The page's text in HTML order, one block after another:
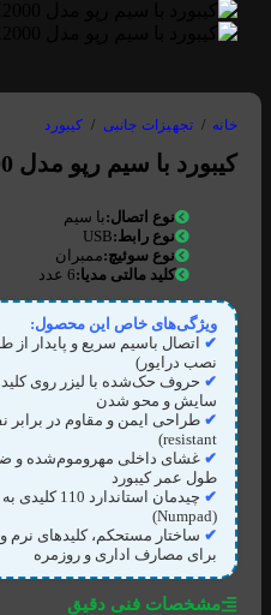
خانه / تجهیزات جانبی / کیبورد
کیبورد با سیم رپو مدل RAPOO NK2000
نوع اتصال:با سیم
نوع رابط:USB
نوع سوئیچ:ممبران
کلید مالتی مدیا:6 عدد
ویژگی‌های خاص این محصول:
✔
نصب درایور)
✔ حروف حک‌شده با لیزر روی
سایش و محو شدن
✔
resistant)
✔ غشای داخلی مهروموم‌شده و
طول عمر کیبورد
✔
چیدمان
(Numpad)
✔ ساختار مستحکم، کلیدهای نرم
برای مصارف اداری و روزمره
مشخصات فنی دقیق